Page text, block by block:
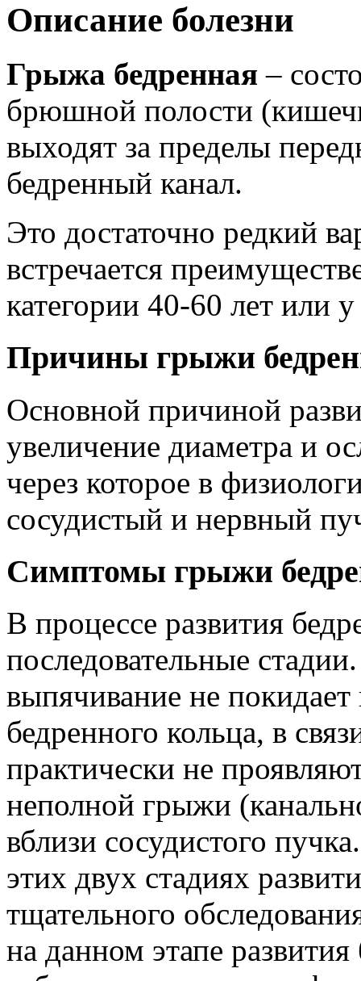
Описание болезни
Грыжа бедренная –
брюшной полости
выходят за пределы
бедренный канал.
Это достаточно редкий
встречается
категории 40-60 лет или
Причины грыжи
Основной причиной
увеличение диаметра и
через которое в
сосудистый и нервный
Симптомы грыжи
В процессе развития
последовательные
выпячивание не
бедренного кольца, в
практически не
неполной грыжи
вблизи сосудистого
этих двух стадиях
тщательного
на данном этапе